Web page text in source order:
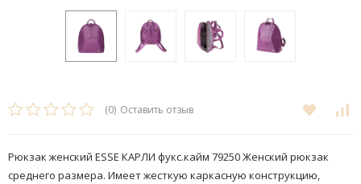
(0) Оставить отзыв
Рюкзак женский ESSE КАРЛИ фукс.кайм 79250 Женский рюкзак
среднего размера. Имеет жесткую каркасную конструкцию,